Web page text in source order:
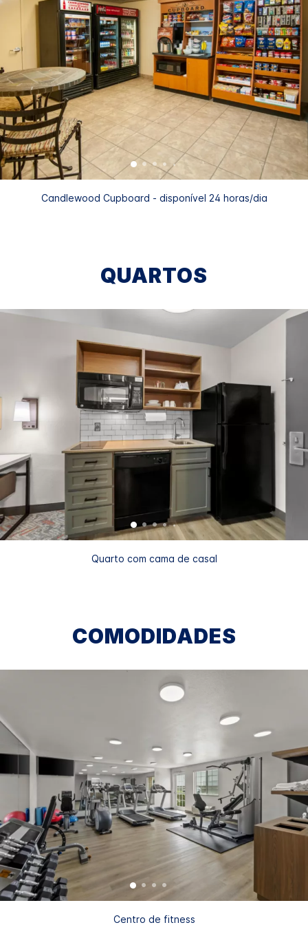
Candlewood Cupboard - disponível 24 horas/dia
QUARTOS
Quarto com cama de casal
COMODIDADES
Centro de fitness